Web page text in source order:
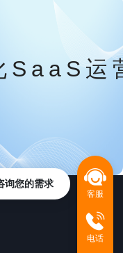
SaaS运
客服
电话
询您的需求